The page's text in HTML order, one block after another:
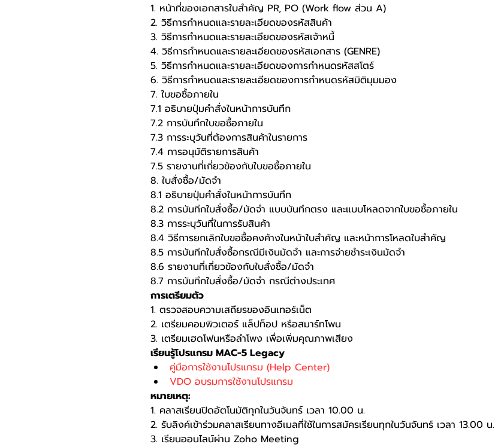
1. หน้าที่ของเอกสารใบสำคัญ PR, PO (Work flow ส่วน A)
2. วิธีการกำหนดและรายละเอียดของรหัสสินค้า
3. วิธีการกำหนดและรายละเอียดของรหัสเจ้าหนี้
4. วิธีการกำหนดและรายละเอียดของรหัสเอกสาร (GENRE)
5. วิธีการกำหนดและรายละเอียดของการกำหนดรหัสสโตร์
6. วิธีการกำหนดและรายละเอียดของการกำหนดรหัสมิติมุมมอง
7. ใบขอซื้อภายใน
7.1 อธิบายปุ่มคำสั่งในหน้าการบันทึก
7.2 การบันทึกใบขอซื้อภายใน
7.3 การระบุวันที่ต้องการสินค้าในรายการ
7.4 การอนุมัติรายการสินค้า
7.5 รายงานที่เกี่ยวข้องกับใบขอซื้อภายใน
8. ใบสั่งซื้อ/มัดจำ
8.1 อธิบายปุ่มคำสั่งในหน้าการบันทึก
8.2 การบันทึกใบสั่งซื้อ/มัดจำ แบบบันทึกตรง และแบบโหลดจากใบขอซื้อภายใน
8.3 การระบุวันที่ในการรับสินค้า
8.4 วิธีการยกเลิกใบขอซื้อคงค้างในหน้าใบสำคัญ และหน้าการโหลดใบสำคัญ
8.5 การบันทึกใบสั่งซื้อกรณีมีเงินมัดจำ และการจ่ายชำระเงินมัดจำ
8.6 รายงานที่เกี่ยวข้องกับใบสั่งซื้อ/มัดจำ
8.7 การบันทึกใบสั่งซื้อ/มัดจำ กรณีต่างประเทศ
การเตรียมตัว
1. ตรวจสอบความเสถียรของอินเทอร์เน็ต
2. เตรียมคอมพิวเตอร์ แล็ปท็อป หรือสมาร์ทโพน
3. เตรียมเฮดโฟนหรือลำโพง เพื่อเพิ่มคุณภาพเสียง
เรียนรู้โปรแกรม MAC-5 Legacy
คู่มือการใช้งานโปรแกรม (Help Center)
VDO อบรมการใช้งานโปรแกรม
หมายเหตุ:
1. คลาสเรียนปิดอัตโนมัติทุกในวันจันทร์ เวลา 10.00 น.
2. รับลิงค์เข้าร่วมคลาสเรียนทางอีเมลที่ใช้ในการสมัครเรียนทุกในวันจันทร์ เวลา 13.00 น.
3. เรียนออนไลน์ผ่าน Zoho Meeting